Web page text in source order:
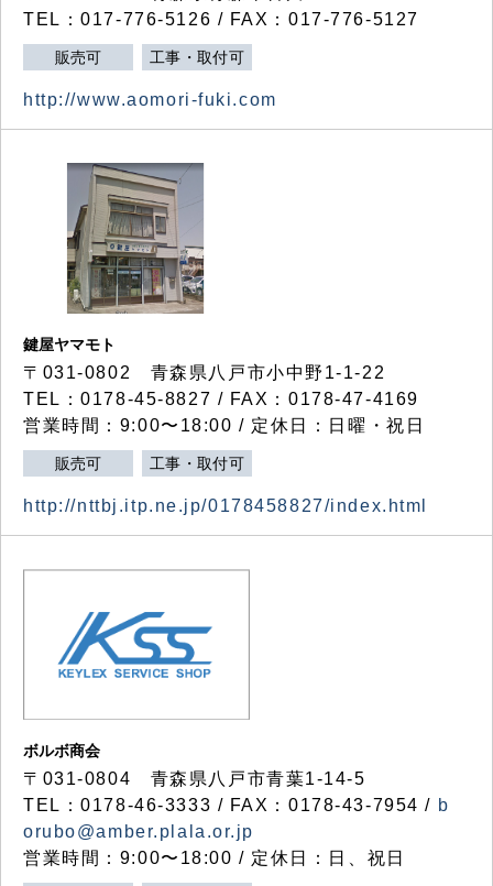
TEL：017-776-5126 / FAX：017-776-5127
販売可 工事・取付可
http://www.aomori-fuki.com
鍵屋ヤマモト
〒031-0802 青森県八戸市小中野1-1-22
TEL：0178-45-8827 / FAX：0178-47-4169
営業時間：9:00〜18:00 / 定休日：日曜・祝日
販売可 工事・取付可
http://nttbj.itp.ne.jp/0178458827/index.html
ボルボ商会
〒031-0804 青森県八戸市青葉1-14-5
TEL：0178-46-3333 / FAX：0178-43-7954 / b
orubo@amber.plala.or.jp
営業時間：9:00〜18:00 / 定休日：日、祝日